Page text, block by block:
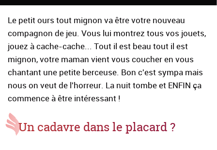
Le petit ours tout mignon va être votre nouveau
compagnon de jeu. Vous lui montrez tous vos jouets,
jouez à cache-cache... Tout il est beau tout il est
mignon, votre maman vient vous coucher en vous
chantant une petite berceuse. Bon c'est sympa mais
nous on veut de l'horreur. La nuit tombe et ENFIN ça
commence à être intéressant !
Un cadavre dans le placard ?